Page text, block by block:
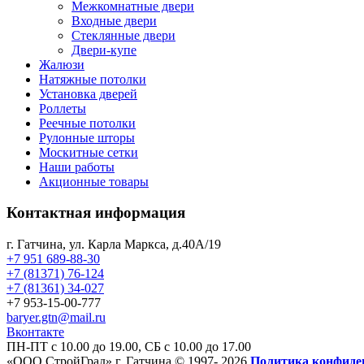
Межкомнатные двери
Входные двери
Стеклянные двери
Двери-купе
Жалюзи
Натяжные потолки
Установка дверей
Роллеты
Реечные потолки
Рулонные шторы
Москитные сетки
Наши работы
Акционные товары
Контактная информация
г. Гатчина, ул. Карла Маркса, д.40А/19
+7 951 689-88-30
+7 (81371) 76-124
+7 (81361) 34-027
+7 953-15-00-777
baryer.gtn@mail.ru
Вконтакте
ПН-ПТ с 10.00 до 19.00, СБ с 10.00 до 17.00
«ООО СтройГрад» г. Гатчина © 1997- 2026 Политика